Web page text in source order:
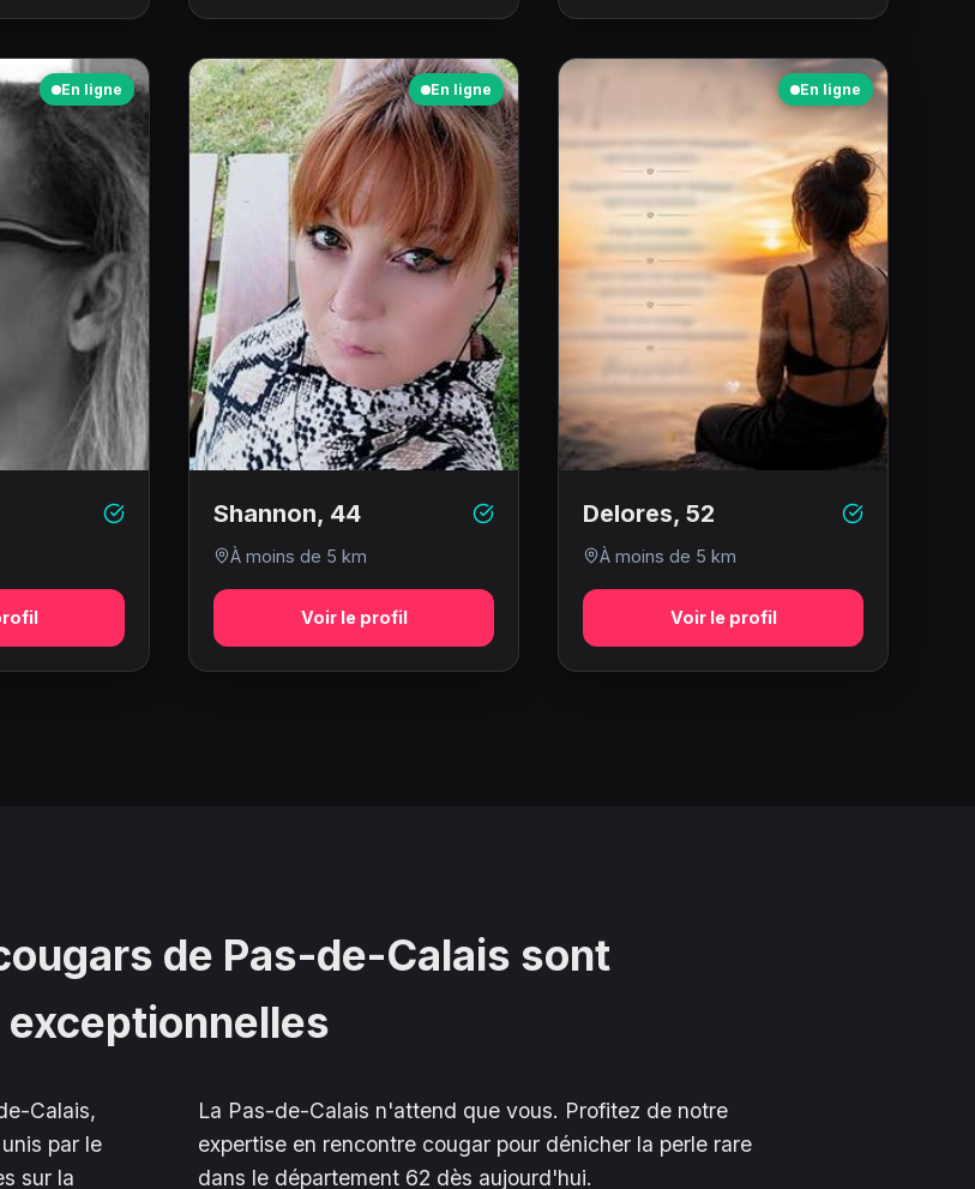
En ligne En ligne
Shannon, 44
À moins de 5 km
Voir le profil
En ligne
Delores, 52
À moins de 5 km
Voir le profil
de Pas-de-Calais sont
exceptionnelles
Calais,
par le
sur la
La Pas-de-Calais n'attend que vous. Profitez de notre
expertise en rencontre cougar pour dénicher la perle rare
dans le département 62 dès aujourd'hui.